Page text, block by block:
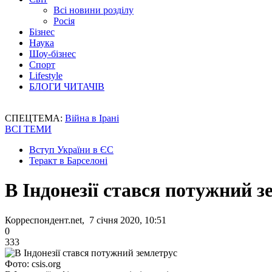
Всі новини розділу
Росія
Бізнес
Наука
Шоу-бізнес
Спорт
Lifestyle
БЛОГИ ЧИТАЧІВ
СПЕЦТЕМА: Війна в Ірані
ВСІ ТЕМИ
Вступ України в ЄС
Теракт в Барселоні
В Індонезії стався потужний
Корреспондент.net, 7 січня 2020, 10:51
0
333
Фото: csis.org